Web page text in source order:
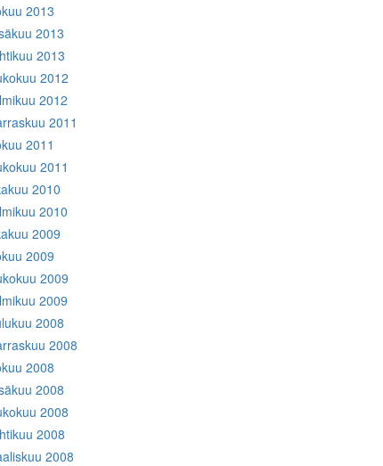
2013
2013
2013
2012
2012
2011
2011
2011
2010
2010
2009
2009
2009
2009
2008
2008
2008
2008
2008
2008
2008